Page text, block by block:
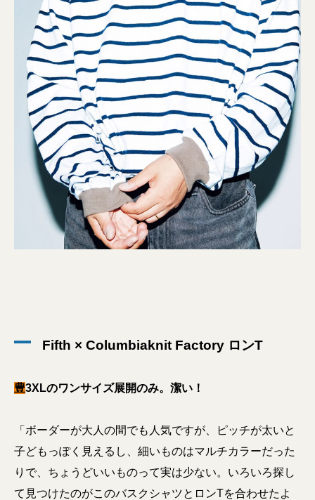
Fifth × Columbiaknit Factory ロンT
豊3XLのワンサイズ展開のみ。潔い！
「ボーダーが大人の間でも人気ですが、ピッチが太いと
子どもっぽく見えるし、細いものはマルチカラーだった
りで、ちょうどいいものって実は少ない。いろいろ探し
て見つけたのがこのバスクシャツとロンTを合わせたよ